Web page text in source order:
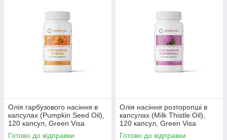
Олія гарбузового насіння в
капсулах (Pumpkin Seed Oil),
120 капсул, Green Visa
Готово до відправки
Олія насіння розторопші в
капсулах (Milk Thistle Oil),
120 капсул, Green Visa
Готово до відправки